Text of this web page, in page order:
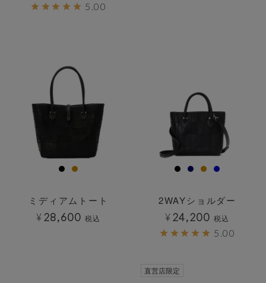
5.00
ミディアムトート
¥ 28,600 税込
2WAYショルダー
¥ 24,200 税込
5.00
直営店限定